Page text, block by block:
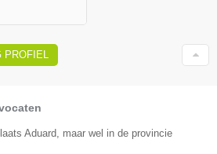
Aduard, maar wel in de provincie